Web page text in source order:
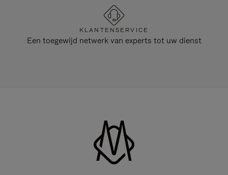
KLANTENSERVICE
Een toegewijd netwerk van experts tot uw dienst